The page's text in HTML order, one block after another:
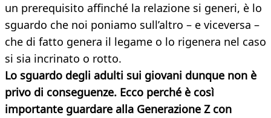
un prerequisito affinché la relazione si generi, è lo
sguardo che noi poniamo sull’altro – e viceversa –
che di fatto genera il legame o lo rigenera nel caso
si sia incrinato o rotto.
Lo sguardo degli adulti sui giovani dunque non è
privo di conseguenze. Ecco perché è così
importante guardare alla Generazione Z con